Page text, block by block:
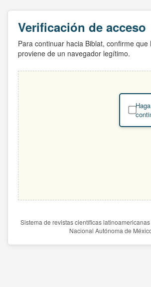
Verificación de acceso
Para continuar hacia Biblat, confirme que
proviene de un navegador legítimo.
Sistema de revistas científicas
Nacional Autónoma de